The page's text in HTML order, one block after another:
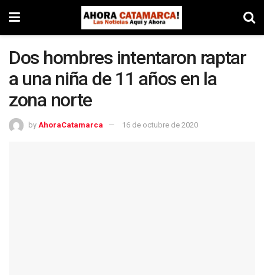
Dos hombres intentaron raptar
a una niña de 11 años en la
zona norte
by AhoraCatamarca 16 de octubre de 2020